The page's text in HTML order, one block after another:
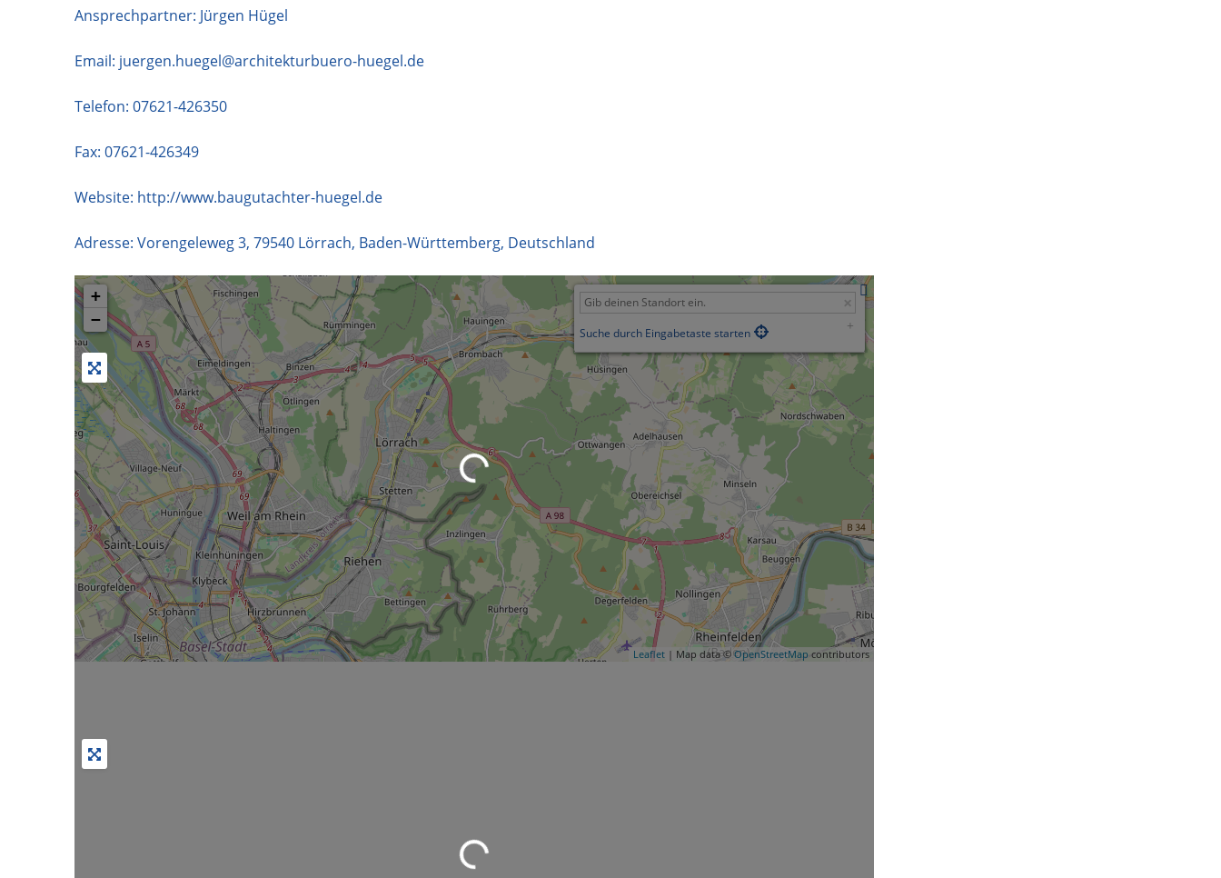
Ansprechpartner: Jürgen Hügel
Email: juergen.huegel@architekturbuero-huegel.de
Telefon: 07621-426350
Fax: 07621-426349
Website: http://www.baugutachter-huegel.de
Adresse: Vorengeleweg 3, 79540 Lörrach, Baden-Württemberg, Deutschland
+
−
Suche durch Eingabetaste starten
Leaflet | Map data ©OpenStreetMap contributors
Wird geladen …